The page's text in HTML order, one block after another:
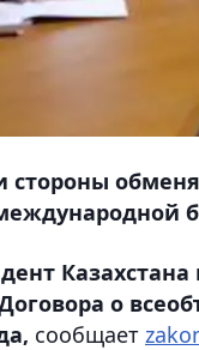
стороны
о
сообщает